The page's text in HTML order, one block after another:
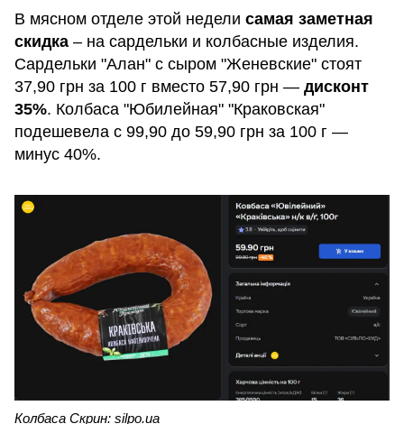
В мясном отделе этой недели самая заметная
скидка – на сардельки и колбасные изделия.
Сардельки "Алан" с сыром "Женевские" стоят
37,90 грн за 100 г вместо 57,90 грн — дисконт
35%. Колбаса "Юбилейная" "Краковская"
подешевела с 99,90 до 59,90 грн за 100 г —
минус 40%.
Колбаса Скрин: silpo.ua